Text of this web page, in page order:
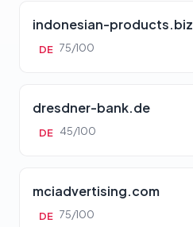
indonesian-products.biz
DE 75/100
dresdner-bank.de
DE 45/100
mciadvertising.com
DE 75/100